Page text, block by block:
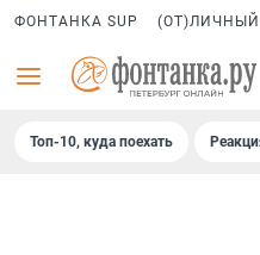
ФОНТАНКА SUP
Топ-10, куда поехать